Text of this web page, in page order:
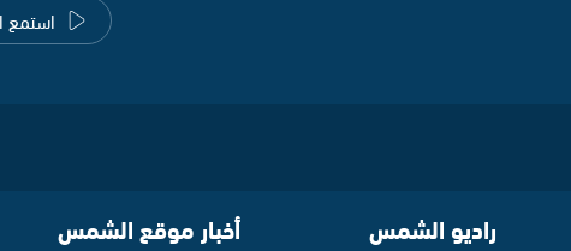
استمع
راديو الشمس أخبار موقع الشمس